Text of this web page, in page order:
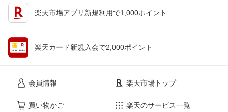
楽天市場アプリ新規利用で1,000ポイント
楽天カード新規入会で2,000ポイント
会員情報
買い物かご
楽天市場トップ
楽天のサービス一覧